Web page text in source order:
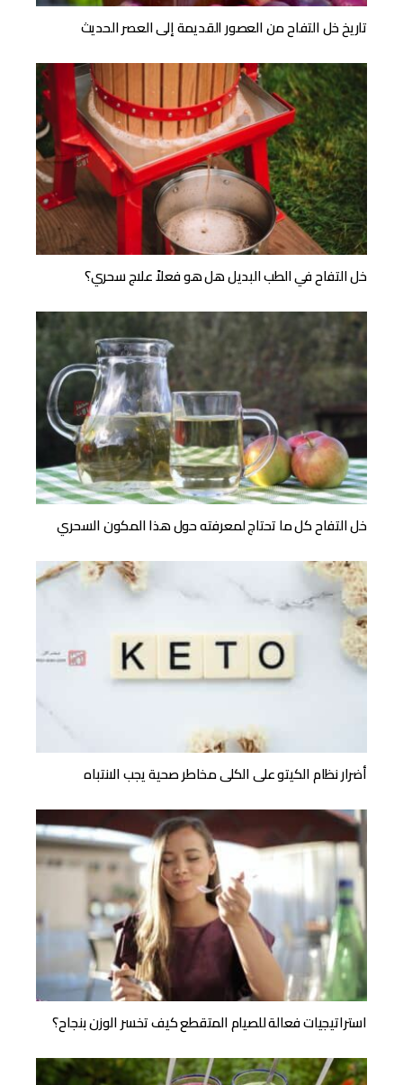
تاريخ خل التفاح من العصور القديمة إلى العصر الحديث
خل التفاح في الطب البديل هل هو فعلاً علاج سحري؟
خل التفاح كل ما تحتاج لمعرفته حول هذا المكون السحري
أضرار نظام الكيتو على الكلى مخاطر صحية يجب الانتباه
استراتيجيات فعالة للصيام المتقطع كيف تخسر الوزن بنجاح؟